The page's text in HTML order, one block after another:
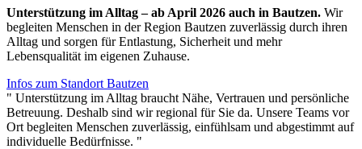
Unterstützung im Alltag – ab April 2026 auch in Bautzen. Wir
begleiten Menschen in der Region Bautzen zuverlässig durch ihren
Alltag und sorgen für Entlastung, Sicherheit und mehr
Lebensqualität im eigenen Zuhause.
Infos zum Standort Bautzen
" Unterstützung im Alltag braucht Nähe, Vertrauen und persönliche
Betreuung. Deshalb sind wir regional für Sie da. Unsere Teams vor
Ort begleiten Menschen zuverlässig, einfühlsam und abgestimmt auf
individuelle Bedürfnisse. "